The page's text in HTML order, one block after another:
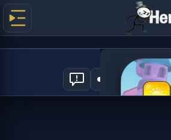
Magic Match